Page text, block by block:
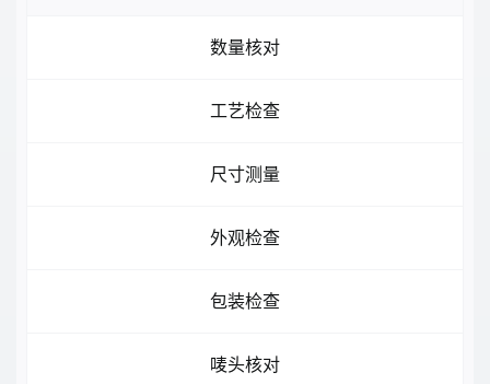
数量核对
工艺检查
尺寸测量
外观检查
包装检查
唛头核对